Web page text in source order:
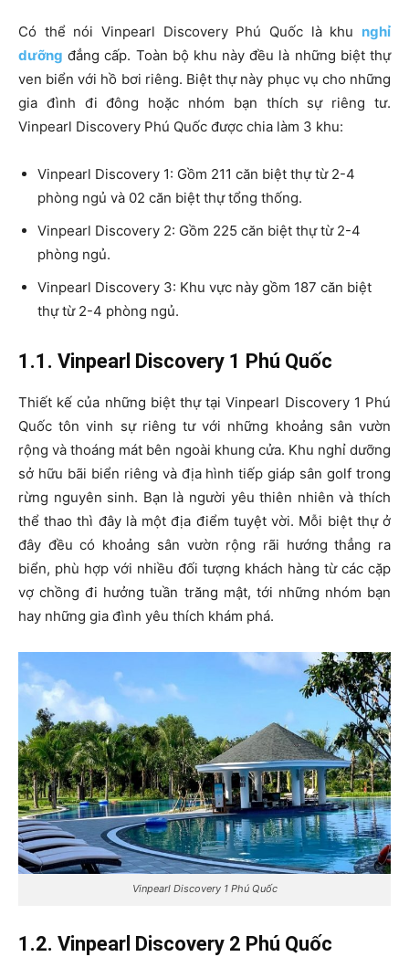
Có thể nói Vinpearl Discovery Phú Quốc là khu nghỉ
dưỡng đẳng cấp. Toàn bộ khu này đều là những biệt thự
ven biển với hồ bơi riêng. Biệt thự này phục vụ cho những
gia đình đi đông hoặc nhóm bạn thích sự riêng tư.
Vinpearl Discovery Phú Quốc được chia làm 3 khu:
Vinpearl Discovery 1: Gồm 211 căn biệt thự từ 2-4
phòng ngủ và 02 căn biệt thự tổng thống.
Vinpearl Discovery 2: Gồm 225 căn biệt thự từ 2-4
phòng ngủ.
Vinpearl Discovery 3: Khu vực này gồm 187 căn biệt
thự từ 2-4 phòng ngủ.
1.1. Vinpearl Discovery 1 Phú Quốc
Thiết kế của những biệt thự tại Vinpearl Discovery 1 Phú
Quốc tôn vinh sự riêng tư với những khoảng sân vườn
rộng và thoáng mát bên ngoài khung cửa. Khu nghỉ dưỡng
sở hữu bãi biển riêng và địa hình tiếp giáp sân golf trong
rừng nguyên sinh. Bạn là người yêu thiên nhiên và thích
thể thao thì đây là một địa điểm tuyệt vời. Mỗi biệt thự ở
đây đều có khoảng sân vườn rộng rãi hướng thẳng ra
biển, phù hợp với nhiều đối tượng khách hàng từ các cặp
vợ chồng đi hưởng tuần trăng mật, tới những nhóm bạn
hay những gia đình yêu thích khám phá.
Vinpearl Discovery 1 Phú Quốc
1.2. Vinpearl Discovery 2 Phú Quốc